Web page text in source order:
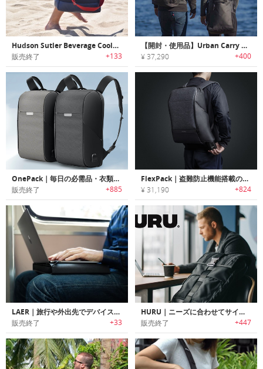
Hudson Sutler Beverage Cooler｜18本のビール缶を楽々保冷する大容量クーラートートバッグ
販売終了 +133
【開封・使用品】Urban Carry System｜耐久性・オーガナイズ・アクセス性に優れ都市生活に最適なトート・バックパック「アーバンキャリーシステム」
¥ 37,290 +400
OnePack｜毎日の必需品・衣類・モバイルデバイスのキャリーに便利な19の機能ポケット付きバックパック「ワンパック」
販売終了 +885
FlexPack｜盗難防止機能搭載の多機能ダッフル/バックパック「フレックスパック」シリーズ
¥ 31,190 +824
LAER｜旅行や外出先でデバイスを一度に充電可能なノートPCスリーブ「ラエアー」
販売終了 +33
HURU｜ニーズに合わせてサイズ変更可能なタフユースバックパック「フル」
販売終了 +447